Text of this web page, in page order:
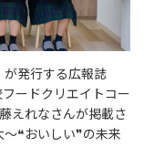
発行する広報誌
ードクリエイトコー
えれなさんが掲載さ
❝おいしい❞の未来